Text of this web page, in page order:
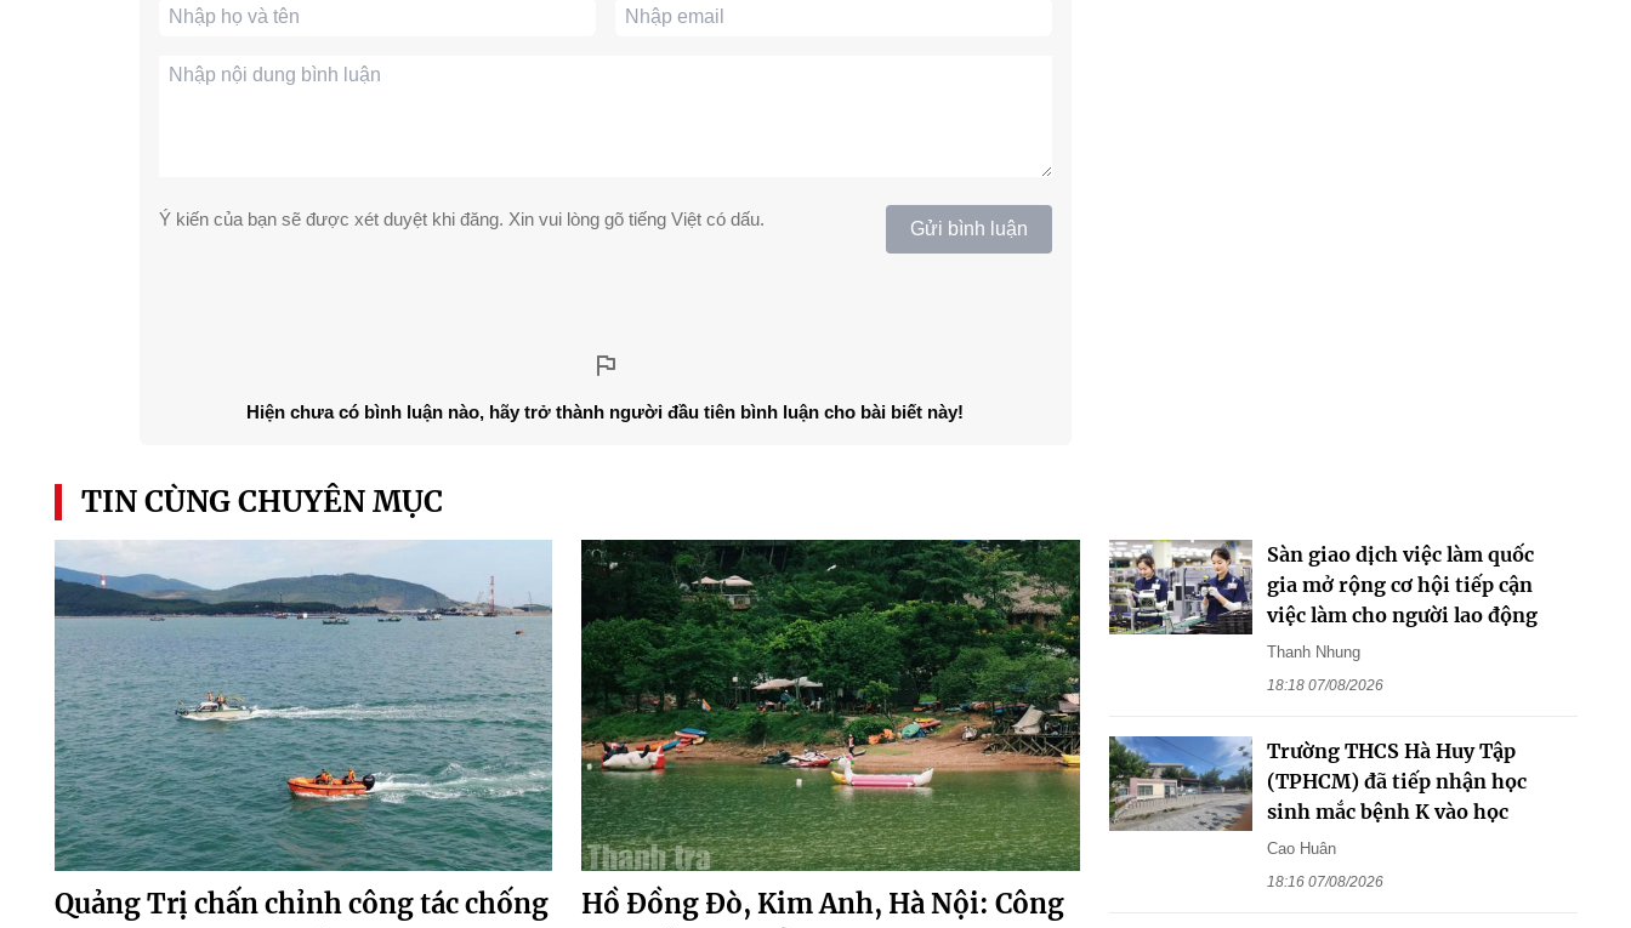
Ý kiến của bạn sẽ được xét duyệt khi đăng. Xin vui lòng gõ tiếng Việt có dấu. Gửi bình luận
Hiện chưa có bình luận nào, hãy trở thành người đầu tiên bình luận cho bài biết này!
TIN CÙNG CHUYÊN MỤC
Quảng Trị chấn chỉnh công tác chống
Hồ Đồng Đò, Kim Anh, Hà Nội: Công
Sàn giao dịch việc làm quốc
gia mở rộng cơ hội tiếp cận
việc làm cho người lao động
Thanh Nhung
18:18 07/08/2026
Trường THCS Hà Huy Tập
(TPHCM) đã tiếp nhận học
sinh mắc bệnh K vào học
Cao Huân
18:16 07/08/2026